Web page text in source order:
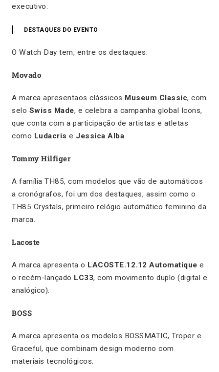
executivo.
DESTAQUES DO EVENTO
O Watch Day tem, entre os destaques:
Movado
A marca apresentaos clássicos Museum Classic, com
selo Swiss Made, e celebra a campanha global Icons,
que conta com a participação de artistas e atletas
como Ludacris e Jessica Alba.
Tommy Hilfiger
A família TH85, com modelos que vão de automáticos
a cronógrafos, foi um dos destaques, assim como o
TH85 Crystals, primeiro relógio automático feminino da
marca.
Lacoste
A marca apresenta o LACOSTE.12.12 Automatique e
o recém-lançado LC33, com movimento duplo (digital e
analógico).
BOSS
A marca apresenta os modelos BOSSMATIC, Troper e
Graceful, que combinam design moderno com
materiais tecnológicos.